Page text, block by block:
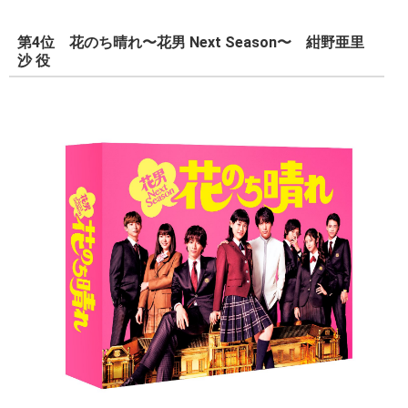
第4位 花のち晴れ〜花男 Next Season〜 紺野亜里
沙 役